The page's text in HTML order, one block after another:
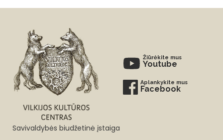
Žiūrėkite mus
Youtube
Aplankykite mus
Facebook
Savivaldybės biudžetinė įstaiga